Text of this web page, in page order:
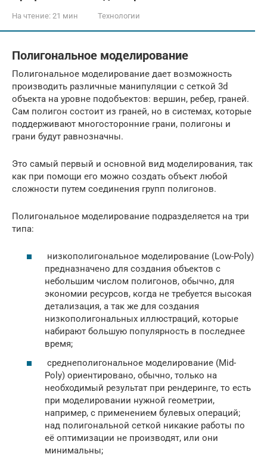
На чтение: 21 мин Технологии
Полигональное моделирование
Полигональное моделирование дает возможность
производить различные манипуляции с сеткой 3d
объекта на уровне подобъектов: вершин, ребер, граней.
Сам полигон состоит из граней, но в системах, которые
поддерживают многосторонние грани, полигоны и
грани будут равнозначны.
Это самый первый и основной вид моделирования, так
как при помощи его можно создать объект любой
сложности путем соединения групп полигонов.
Полигональное моделирование подразделяется на три
типа:
низкополигональное моделирование (Low-Poly)
предназначено для создания объектов с
небольшим числом полигонов, обычно, для
экономии ресурсов, когда не требуется высокая
детализация, а так же для создания
низкополигональных иллюстраций, которые
набирают большую популярность в последнее
время;
среднеполигональное моделирование (Mid-
Poly) ориентировано, обычно, только на
необходимый результат при рендеринге, то есть
при моделировании нужной геометрии,
например, с применением булевых операций;
над полигональной сеткой никакие работы по
её оптимизации не производят, или они
минимальны;